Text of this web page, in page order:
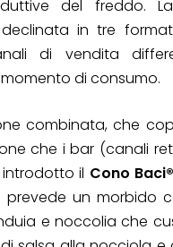
del freddo.
in tre
di vendita
di consumo.
combinata, che
che i bar (canali
il Cono
prevede un morbido
e noccolia che